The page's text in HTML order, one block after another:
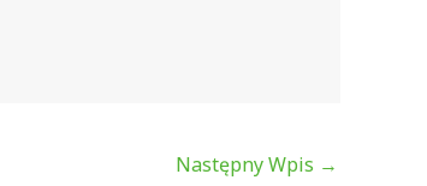
Następny Wpis →